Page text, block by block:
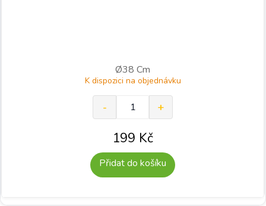
Ø38 Cm
K dispozici na objednávku
199 Kč
Přidat do košíku